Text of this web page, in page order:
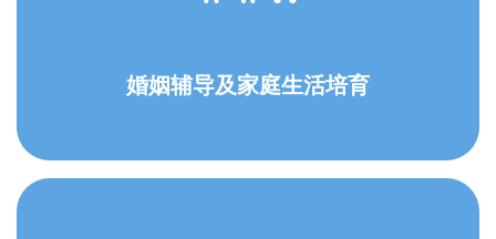
婚姻辅导及家庭生活培育